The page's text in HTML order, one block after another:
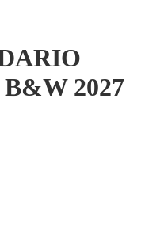
2027